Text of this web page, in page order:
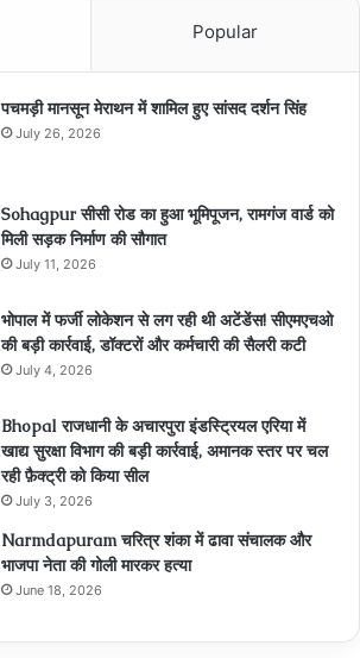
Popular
पचमड़ी मानसून मेराथन में शामिल हुए सांसद दर्शन सिंह
July 26, 2026
Sohagpur सीसी रोड का हुआ भूमिपूजन, रामगंज वार्ड को
मिली सड़क निर्माण की सौगात
July 11, 2026
भोपाल में फर्जी लोकेशन से लग रही थी अटेंडेंस! सीएमएचओ
की बड़ी कार्रवाई, डॉक्टरों और कर्मचारी की सैलरी कटी
July 4, 2026
Bhopal राजधानी के अचारपुरा इंडस्ट्रियल एरिया में
खाद्य सुरक्षा विभाग की बड़ी कार्रवाई, अमानक स्तर पर चल
रही फ़ैक्ट्री को किया सील
July 3, 2026
Narmdapuram चरित्र शंका में ढावा संचालक और
भाजपा नेता की गोली मारकर हत्या
June 18, 2026